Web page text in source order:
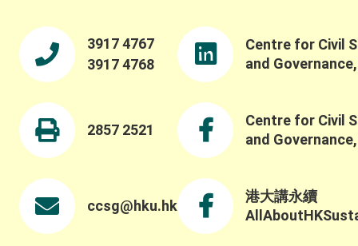
https://bit.ly/3TiS4de。 如對計劃有任何查詢，你可
以透過以下途徑聯絡PSLB團隊： 電郵： pslb@hku.hk
梁子謙先生（電話：3917-4763）
3917 4767
3917 4768
2857 2521
ccsg@hku.hk
Centre for Civil
and
Centre for Civil
and
港大講永續